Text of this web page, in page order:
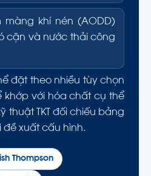
khí nén (AODD)
cặn và nước thải công
đặt theo nhiều tùy chọn
khớp với hóa chất cụ thể
thuật TKT đối chiếu bảng
đề xuất cấu hình.
Thompson